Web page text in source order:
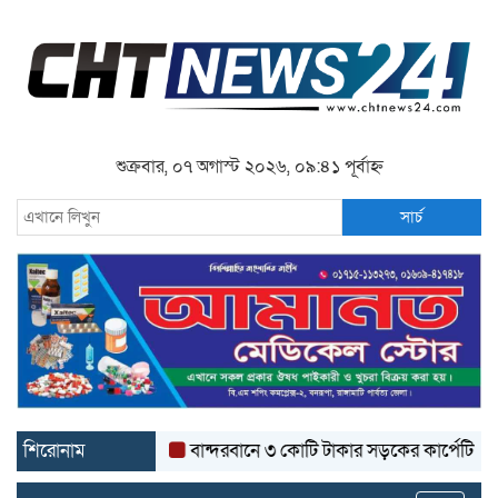
শুক্রবার, ০৭ অগাস্ট ২০২৬, ০৯:৪১ পূর্বাহ্ন
সার্চ
শিরোনাম বান্দরবানে ৩ কোটি টাকার সড়কের কার্পেটিং উঠে